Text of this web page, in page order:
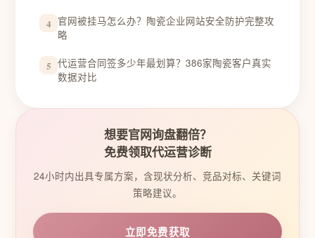
4 官网被挂马怎么办？陶瓷企业网站安全防护完整攻
略
5 代运营合同签多少年最划算？386家陶瓷客户真实
数据对比
想要官网询盘翻倍？
免费领取代运营诊断
24小时内出具专属方案，含现状分析、竞品对标、关键词
策略建议。
立即免费获取